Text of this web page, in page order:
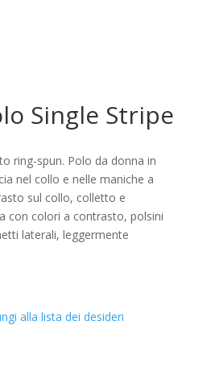
Single Stripe
ring-spun. Polo da donna in
nel collo e nelle maniche a
sul collo, colletto e
con colori a contrasto, polsini
laterali, leggermente
alla lista dei desideri